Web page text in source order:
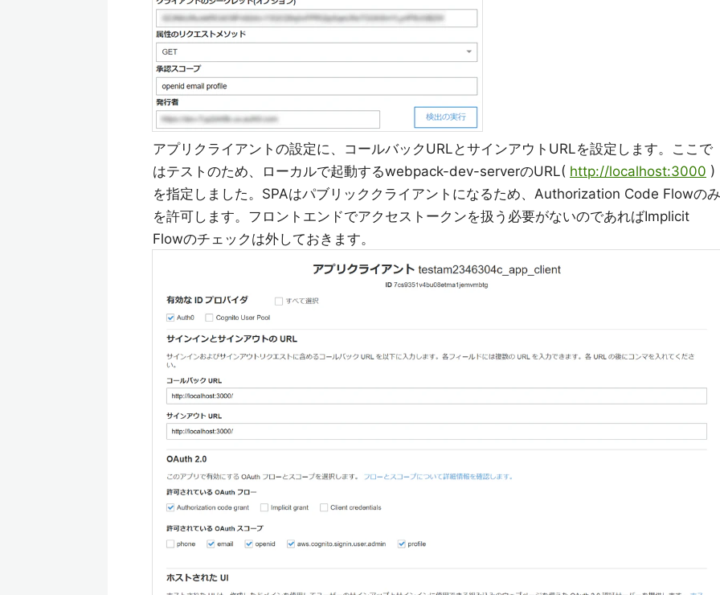
アプリクライアントの設定に、コールバックURLとサインアウトURLを設定します。ここで
はテストのため、ローカルで起動するwebpack-dev-serverのURL( http://localhost:3000 )
を指定しました。SPAはパブリッククライアントになるため、Authorization Code Flowのみ
を許可します。フロントエンドでアクセストークンを扱う必要がないのであればImplicit
Flowのチェックは外しておきます。